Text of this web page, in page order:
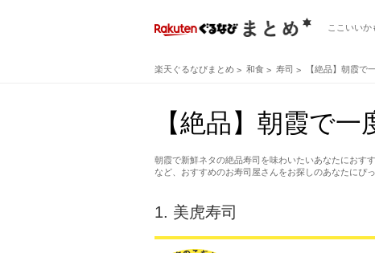
ここいいか
楽天ぐるなびまとめ 和食 寿司 【絶品】朝霞で
【絶品】朝霞で
朝霞で新鮮ネタの絶品寿司を味わいたいあなたにおす
など、おすすめのお寿司屋さんをお探しのあなたにぴ
1. 美虎寿司